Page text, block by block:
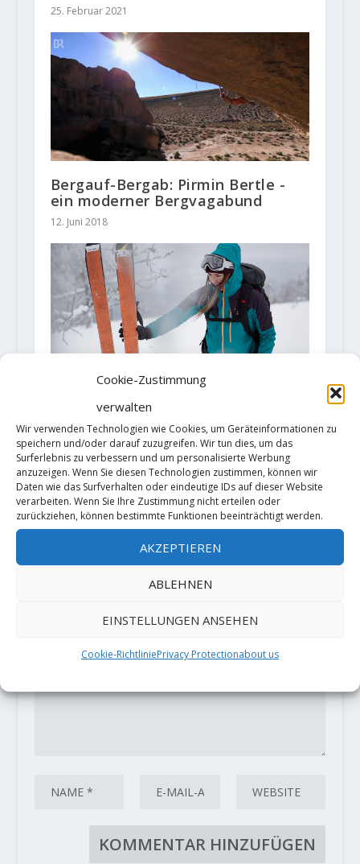
Cookie-Zustimmung
verwalten
Wir verwenden Technologien wie Cookies, um Geräteinformationen zu
speichern und/oder darauf zuzugreifen. Wir tun dies, um das
Surferlebnis zu verbessern und um personalisierte Werbung
anzuzeigen. Wenn Sie diesen Technologien zustimmen, können wir
Daten wie das Surfverhalten oder eindeutige IDs auf dieser Website
verarbeiten. Wenn Sie Ihre Zustimmung nicht erteilen oder
zurückziehen, können bestimmte Funktionen beeinträchtigt werden.
AKZEPTIEREN
ABLEHNEN
EINSTELLUNGEN ANSEHEN
Cookie-RichtliniePrivacy Protectionabout us
25. Februar 2021
Bergauf-Bergab: Pirmin Bertle -
ein moderner Bergvagabund
12. Juni 2018
Gewinne ein Skitouren-Outfit von
Haglöfs im Wert von 580 Euro
4. Dezember 2018
HINTERLASSE EINE ANTWORT
Deine E-Mail-Adresse wird nicht
veröffentlicht.Erforderliche Felder
markiert